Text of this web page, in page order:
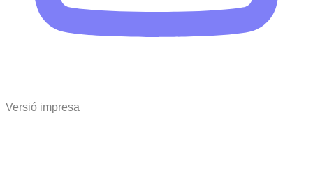
Versió impresa